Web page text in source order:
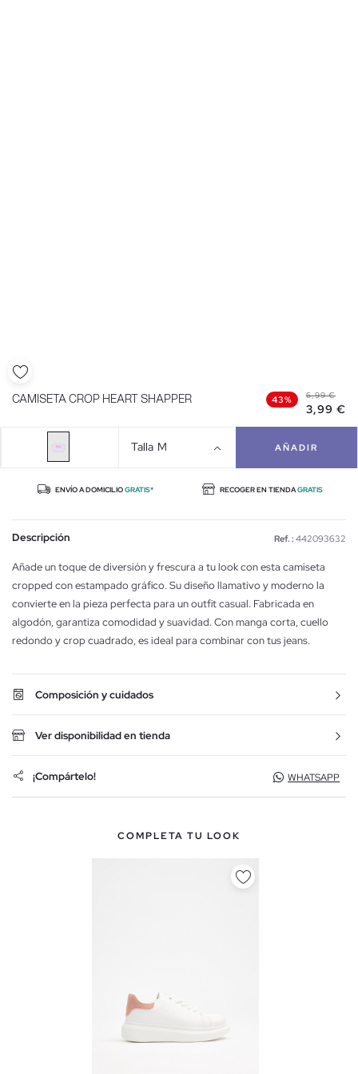
CAMISETA CROP HEART SHAPPER 43% 6,99 €
3,99 €
Talla M AÑADIR
ENVÍO A DOMICILIOGRATIS* RECOGER EN TIENDAGRATIS
Descripción Ref. : 442093632
Añade un toque de diversión y frescura a tu look con esta camiseta
cropped con estampado gráfico. Su diseño llamativo y moderno la
convierte en la pieza perfecta para un outfit casual. Fabricada en
algodón, garantiza comodidad y suavidad. Con manga corta, cuello
redondo y crop cuadrado, es ideal para combinar con tus jeans.
Composición y cuidados
Ver disponibilidad en tienda
¡Compártelo! WHATSAPP
COMPLETA TU LOOK